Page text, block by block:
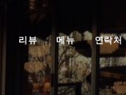
리뷰 메뉴 연락처